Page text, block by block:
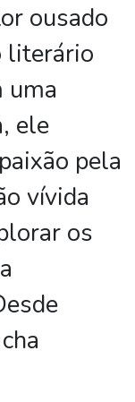
ousado
literário
uma
ele
pela
vívida
os